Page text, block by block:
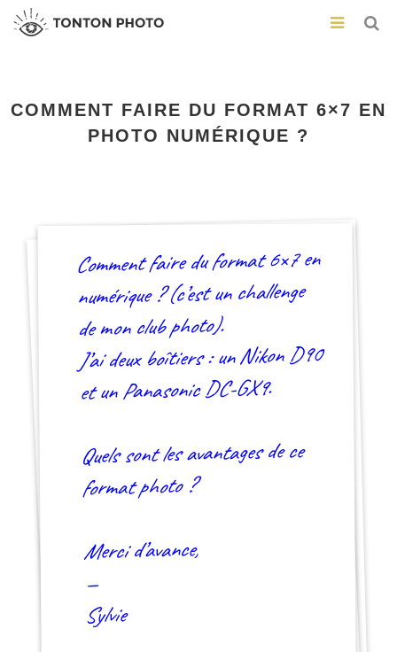
COMMENT FAIRE DU FORMAT 6×7 EN
PHOTO NUMÉRIQUE ?
Comment faire du format 6×7 en
numérique ? (c’est un challenge
de mon club photo).
J’ai deux boîtiers : un Nikon D90
et un Panasonic DC-GX9.
Quels sont les avantages de ce
format photo ?
Merci d’avance,
—
Sylvie